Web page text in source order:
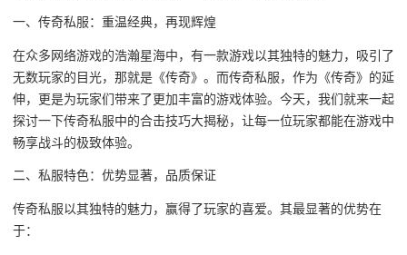
一、传奇私服：重温经典，再现辉煌
在众多网络游戏的浩瀚星海中，有一款游戏以其独特的魅力，吸引了
无数玩家的目光，那就是《传奇》。而传奇私服，作为《传奇》的延
伸，更是为玩家们带来了更加丰富的游戏体验。今天，我们就来一起
探讨一下传奇私服中的合击技巧大揭秘，让每一位玩家都能在游戏中
畅享战斗的极致体验。
二、私服特色：优势显著，品质保证
传奇私服以其独特的魅力，赢得了玩家的喜爱。其最显著的优势在
于：